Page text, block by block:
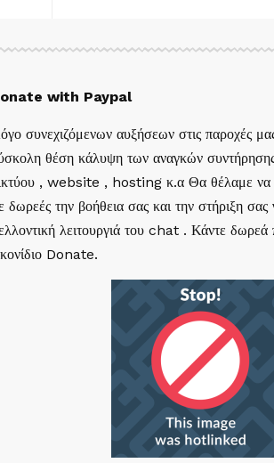
with Paypal
συνεχιζόμενων αυξήσεων στις παροχές
θέση κάλυψη των αναγκών συντήρησης
, website , hosting κ.α Θα θέλαμε να
δωρεές την βοήθεια σας και την στήριξη σας
λειτουργιά του chat . Κάντε
Donate.